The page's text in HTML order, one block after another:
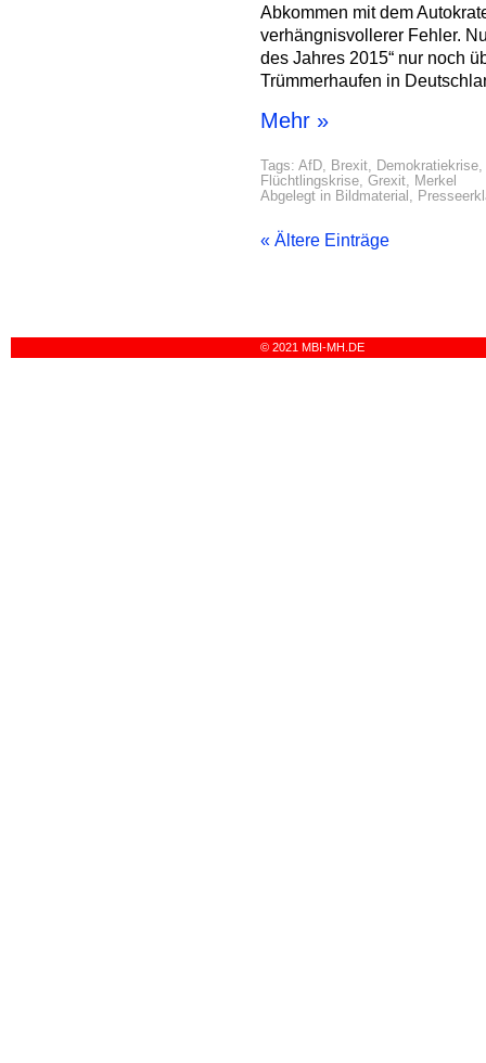
Abkommen mit dem
verhängnisvollerer Fehler.
des Jahres 2015“ nur noch
Trümmerhaufen in
Mehr »
Tags: AfD, Brexit, Demokratiekrise,
Flüchtlingskrise, Grexit, Merkel
Abgelegt in Bildmaterial ,
« Ältere Einträge
© 2021 MBI-MH.DE